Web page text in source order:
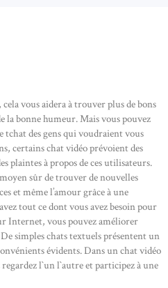
cela vous aidera à trouver plus de bons
bonne humeur. Mais vous pouvez
des gens qui voudraient vous
certains chat vidéo prévoient des
plaintes à propos de ces utilisateurs.
sûr de trouver de nouvelles
et même l’amour grâce à une
tout ce dont vous avez besoin pour
Internet, vous pouvez améliorer
simples chats textuels présentent un
évidents. Dans un chat vidéo
l`un l`autre et participez à une